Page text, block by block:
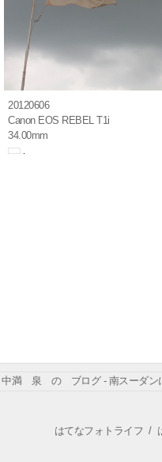
20120606
Canon EOS REBEL T1i
34.00mm
中満 泉 の ブログ - 南スーダン
はてなフォトライフ /